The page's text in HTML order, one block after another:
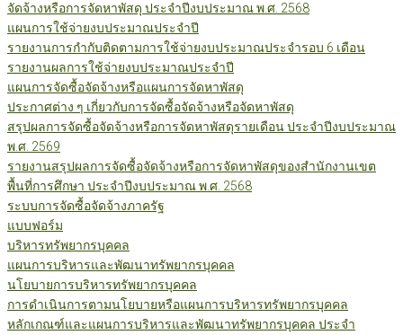
จัดจ้างหรือการจัดหาพัสดุ ประจำปีงบประมาณ พ.ศ. 2568
แผนการใช้จ่ายงบประมาณประจำปี
รายงานการกำกับติดตามการใช้จ่ายงบประมาณประจำรอบ 6 เดือน
รายงานผลการใช้จ่ายงบประมาณประจำปี
แผนการจัดซื้อจัดจ้างหรือแผนการจัดหาพัสดุ
ประกาศต่าง ๆ เกี่ยวกับการจัดซื้อจัดจ้างหรือจัดหาพัสดุ
สรุปผลการจัดซื้อจัดจ้างหรือการจัดหาพัสดุรายเดือน ประจำปีงบประมาณ
พ.ศ. 2569
รายงานสรุปผลการจัดซื้อจัดจ้างหรือการจัดหาพัสดุของสำนักงานเขต
พื้นที่การศึกษา ประจำปีงบประมาณ พ.ศ. 2568
ระบบการจัดซื้อจัดจ้างภาครัฐ
แบบฟอร์ม
บริหารทรัพยากรบุคคล
แผนการบริหารและพัฒนาทรัพยากรบุคคล
นโยบายการบริหารทรัพยากรบุคคล
การดำเนินการตามนโยบายหรือแผนการบริหารทรัพยากรบุคคล
หลักเกณฑ์และแผนการบริหารและพัฒนาทรัพยากรบุคคล ประจำ